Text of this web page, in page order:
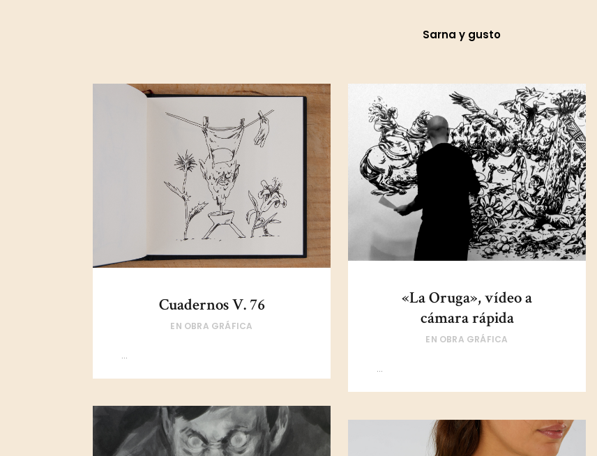
Sarna y gusto
Cuadernos V. 76
EN OBRA GRÁFICA
...
«La Oruga», vídeo a
cámara rápida
EN OBRA GRÁFICA
...